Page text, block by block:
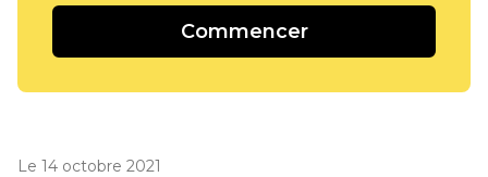
Commencer
Le 14 octobre 2021